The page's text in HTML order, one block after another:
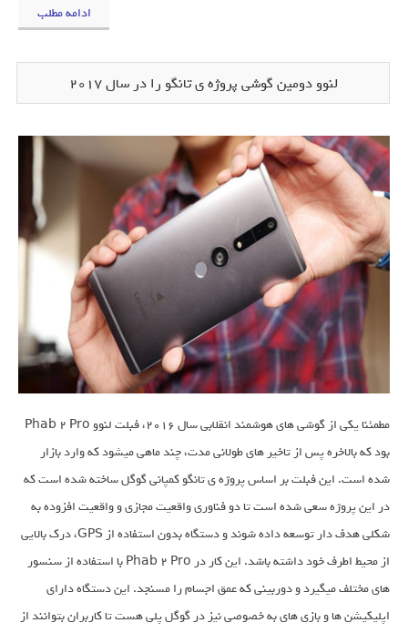
ادامه مطلب
لنوو دومین گوشی پروژه ی تانگو را در سال ۲۰۱۷
مطمئنا یکی از گوشی های هوشمند انقلابی سال ۲۰۱۶، فبلت لنوو Phab 2 Pro
بود که بالاخره پس از تاخیر های طولانی مدت، چند ماهی میشود که وارد بازار
شده است. این فبلت بر اساس پروژه ی تانگو کمپانی گوگل ساخته شده است که
در این پروژه سعی شده است تا دو فناوری واقعیت مجازی و واقعیت افزوده به
شکلی هدف دار توسعه داده شوند و دستگاه بدون استفاده از GPS، درک بالایی
از محیط اطرف خود داشته باشد. این کار در Phab 2 Pro با استفاده از سنسور
های مختلف میگیرد و دوربینی که عمق اجسام را مسنجد. این دستگاه دارای
اپلیکیشن ها و بازی های به خصوصی نیز در گوگل پلی هست تا کاربران بتوانند از